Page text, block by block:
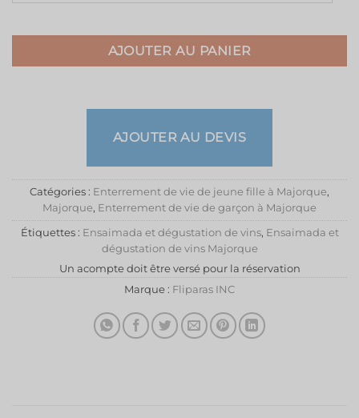
AJOUTER AU PANIER
AJOUTER AU DEVIS
Catégories : Enterrement de vie de jeune fille à Majorque,
Majorque, Enterrement de vie de garçon à Majorque
Étiquettes : Ensaimada et dégustation de vins, Ensaimada et
dégustation de vins Majorque
Un acompte doit être versé pour la réservation
Marque : Fliparas INC